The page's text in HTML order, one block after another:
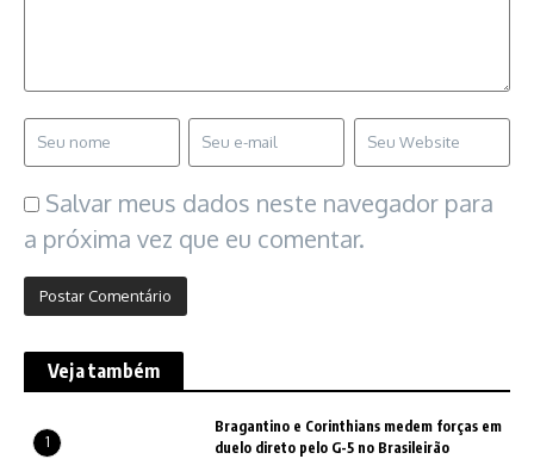
Salvar meus dados neste navegador para
a próxima vez que eu comentar.
Veja também
1
Bragantino e Corinthians medem forças em
duelo direto pelo G-5 no Brasileirão